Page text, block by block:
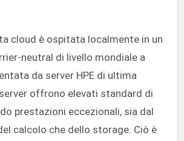
cloud è ospitata localmente in un
neutral di livello mondiale a
da server HPE di ultima
offrono elevati standard di
prestazioni eccezionali, sia dal
calcolo che dello storage. Ciò è